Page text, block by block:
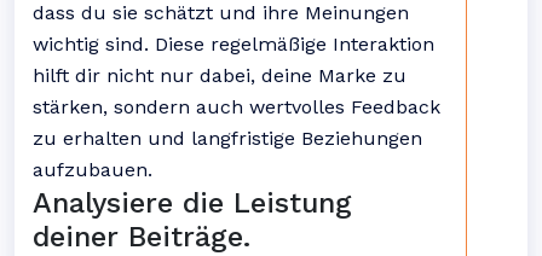
dass du sie schätzt und ihre Meinungen
wichtig sind. Diese regelmäßige Interaktion
hilft dir nicht nur dabei, deine Marke zu
stärken, sondern auch wertvolles Feedback
zu erhalten und langfristige Beziehungen
aufzubauen.
Analysiere die Leistung
deiner Beiträge.